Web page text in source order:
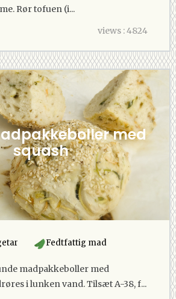
Rør tofuen (i...
views : 4824
med
squash
Fedtfattig mad
madpakkeboller med
i lunken vand. Tilsæt A-38, f...